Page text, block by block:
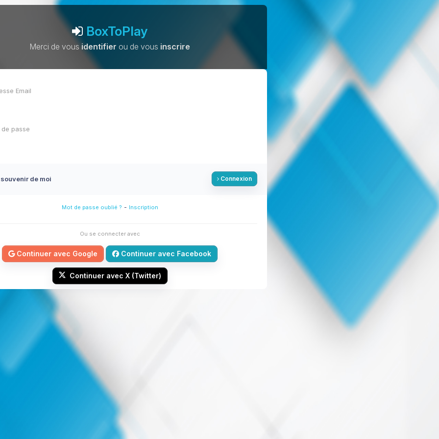
BoxToPlay
Merci de vousidentifier ou de vous inscrire
de moi Connexion
Mot de passe oublié ? - Inscription
Ou se connecter avec
Continuer avec Google Continuer avec Facebook
Continuer avec X (Twitter)